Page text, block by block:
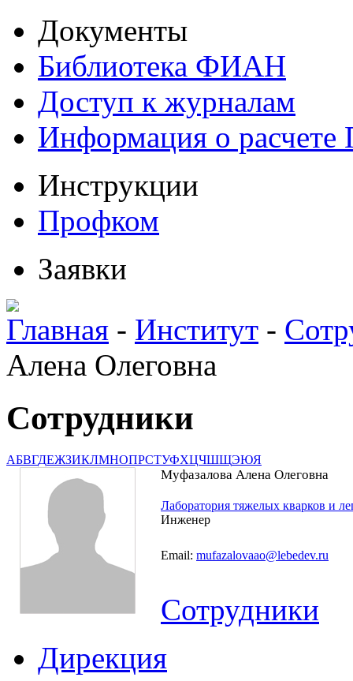
Документы
Библиотека ФИАН
Доступ к журналам
Информация о
Инструкции
Профком
Заявки
Главная - Институт -
Алена Олеговна
Сотрудники
АБВГДЕЖЗИКЛМНОПРСТУФХЦЧШЩЭЮЯ
Муфазалова Алена Олеговна
Лаборатория тяжелых кварков и
Инженер
Email: mufazalovaao@lebedev.ru
Сотрудники
Дирекция